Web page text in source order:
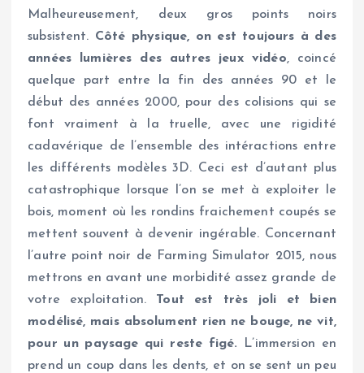
Malheureusement, deux gros points noirs
subsistent. Côté physique, on est toujours à des
années lumières des autres jeux vidéo, coincé
quelque part entre la fin des années 90 et le
début des années 2000, pour des colisions qui se
font vraiment à la truelle, avec une rigidité
cadavérique de l’ensemble des intéractions entre
les différents modèles 3D. Ceci est d’autant plus
catastrophique lorsque l’on se met à exploiter le
bois, moment où les rondins fraichement coupés se
mettent souvent à devenir ingérable. Concernant
l’autre point noir de Farming Simulator 2015, nous
mettrons en avant une morbidité assez grande de
votre exploitation. Tout est très joli et bien
modélisé, mais absolument rien ne bouge, ne vit,
pour un paysage qui reste figé.
L’immersion en
prend un coup dans les dents, et on se sent un peu